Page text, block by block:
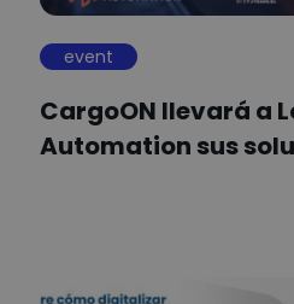
event
CargoON llevará a
Automation sus